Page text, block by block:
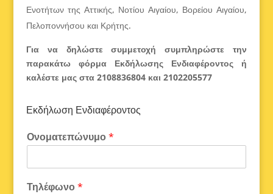
Ενοτήτων της Αττικής, Νοτίου Αιγαίου, Βορείου Αιγαίου,
Πελοποννήσου και Κρήτης.
Για να δηλώστε συμμετοχή συμπληρώστε την
παρακάτω φόρμα Εκδήλωσης Ενδιαφέροντος ή
καλέστε μας στα 2108836804 και 2102205577
Εκδήλωση Ενδιαφέροντος
Ονοματεπώνυμο *
Τηλέφωνο *